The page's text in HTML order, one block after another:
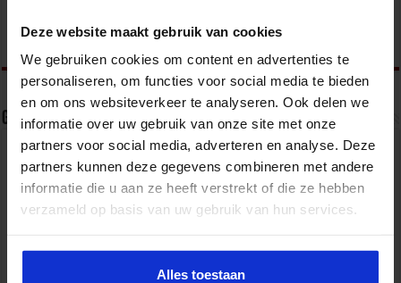
Deze website maakt gebruik van cookies
We gebruiken cookies om content en advertenties te
personaliseren, om functies voor social media te bieden
en om ons websiteverkeer te analyseren. Ook delen we
informatie over uw gebruik van onze site met onze
partners voor social media, adverteren en analyse. Deze
partners kunnen deze gegevens combineren met andere
informatie die u aan ze heeft verstrekt of die ze hebben
verzameld op basis van uw gebruik van hun services.
Alles toestaan
Gerelateerde Artikelen